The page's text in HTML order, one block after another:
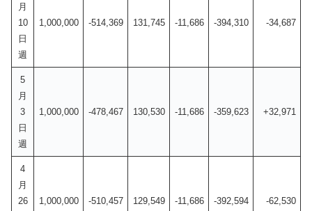
月
10
日
週
1,000,000 -514,369 131,745 -11,686 -394,310 -34,687
5
月
3
日
週
1,000,000 -478,467 130,530 -11,686 -359,623 +32,971
4
月
26
1,000,000 -510,457 129,549 -11,686 -392,594 -62,530